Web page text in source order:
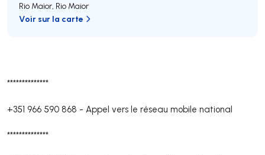
**************
+351 966 590 868 - Appel vers le réseau mobile national
**************
Rio Maior, Rio Maior
Voir sur la carte